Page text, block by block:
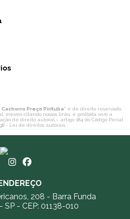
Preço Pirituba" é de direito reservado.
mesmo citando nossos links, é proibida sem a
de direito autoral – artigo 184 do Código Penal
- Lei de direitos autorais.
ENDEREÇO
208 - Barra Funda
SP - CEP: 01138-010